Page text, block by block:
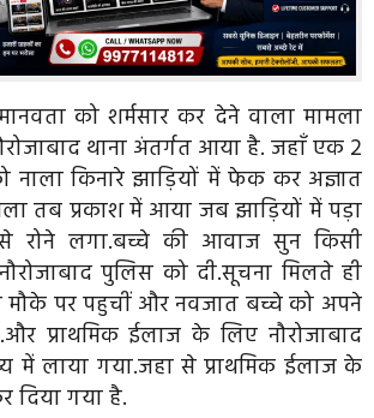
को शर्मसार कर देने वाला मामला
थाना अंतर्गत आया है. जहाँ एक 2
नाला किनारे झाड़ियों में फेक कर अज्ञात
तब प्रकाश में आया जब झाड़ियों में पड़ा
रोने लगा.बच्चे की आवाज सुन किसी
पुलिस को दी.सूचना मिलते ही
मौके पर पहुचीं और नवजात बच्चे को अपने
प्राथमिक ईलाज के लिए नौरोजाबाद
में लाया गया.जहा से प्राथमिक ईलाज के
दिया गया है.